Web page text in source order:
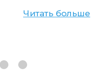
Читать больше